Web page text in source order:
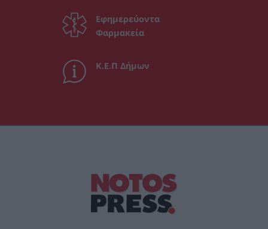
Εφημερεύοντα
Φαρμακεία
Κ.Ε.Π Δήμων